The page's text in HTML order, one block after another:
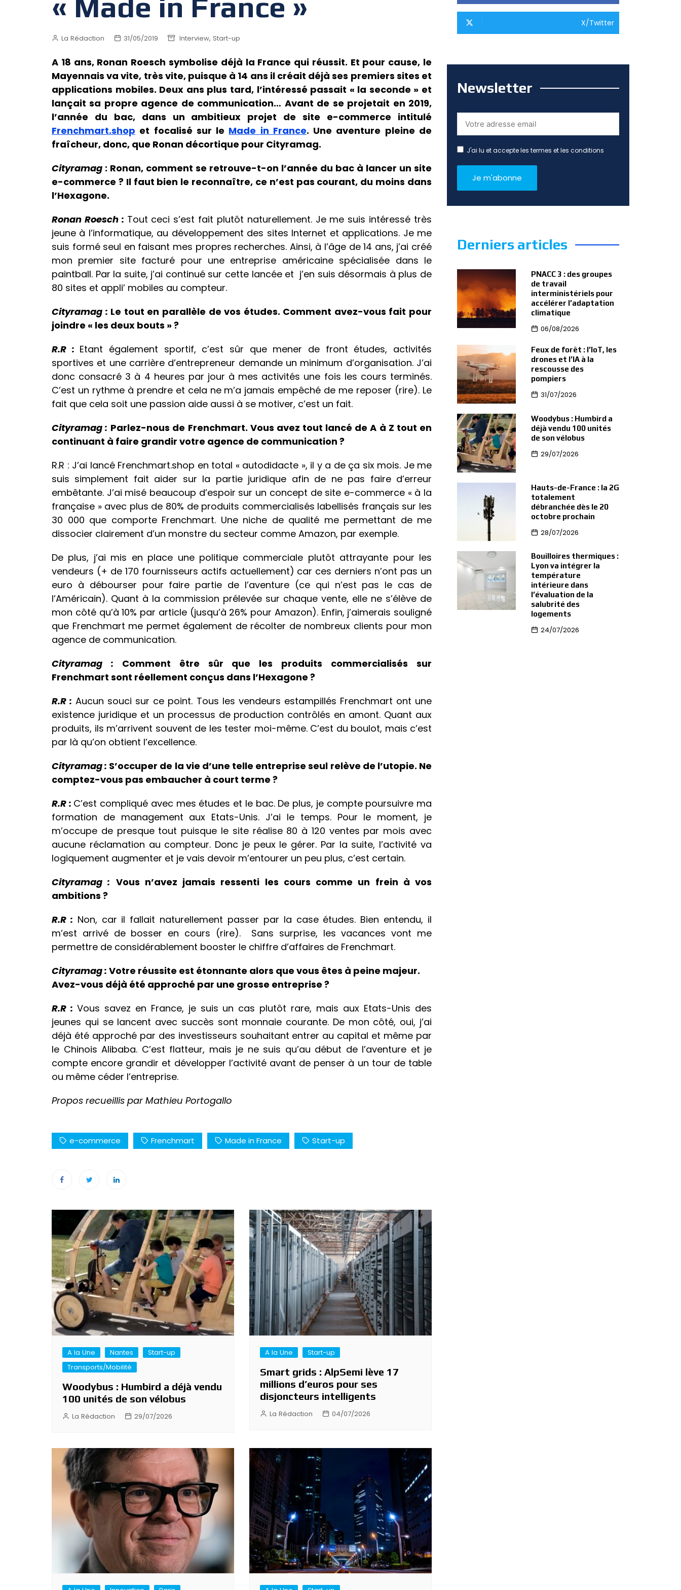
La Rédaction 31/05/2019 Interview, Start-up
A 18 ans, Ronan Roesch symbolise déjà la France qui réussit. Et pour cause, le
Mayennais va vite, très vite, puisque à 14 ans il créait déjà ses premiers sites et
applications mobiles. Deux ans plus tard, l’intéressé passait « la seconde » et
lançait sa propre agence de communication… Avant de se projetait en 2019,
l’année du bac, dans un ambitieux projet de site e-commerce intitulé
Frenchmart.shop et focalisé sur le Made in France. Une aventure pleine de
fraîcheur, donc, que Ronan décortique pour Cityramag.
Cityramag : Ronan, comment se retrouve-t-on l’année du bac à lancer un site
e-commerce ? Il faut bien le reconnaître, ce n’est pas courant, du moins dans
l’Hexagone.
Ronan Roesch : Tout ceci s’est fait plutôt naturellement. Je me suis intéressé très
jeune à l’informatique, au développement des sites Internet et applications. Je me
suis formé seul en faisant mes propres recherches. Ainsi, à l’âge de 14 ans, j’ai créé
mon premier site facturé pour une entreprise américaine spécialisée dans le
paintball. Par la suite, j’ai continué sur cette lancée et j’en suis désormais à plus de
80 sites et appli’ mobiles au compteur.
Cityramag : Le tout en parallèle de vos études. Comment avez-vous fait pour
joindre « les deux bouts » ?
R.R : Etant également sportif, c’est sûr que mener de front études, activités
sportives et une carrière d’entrepreneur demande un minimum d’organisation. J’ai
donc consacré 3 à 4 heures par jour à mes activités une fois les cours terminés.
C’est un rythme à prendre et cela ne m’a jamais empêché de me reposer (rire). Le
fait que cela soit une passion aide aussi à se motiver, c’est un fait.
Cityramag : Parlez-nous de Frenchmart. Vous avez tout lancé de A à Z tout en
continuant à faire grandir votre agence de communication ?
R.R : J’ai lancé Frenchmart.shop en total « autodidacte », il y a de ça six mois. Je me
suis simplement fait aider sur la partie juridique afin de ne pas faire d’erreur
embêtante. J’ai misé beaucoup d’espoir sur un concept de site e-commerce « à la
française » avec plus de 80% de produits commercialisés labellisés français sur les
30 000 que comporte Frenchmart. Une niche de qualité me permettant de me
dissocier clairement d’un monstre du secteur comme Amazon, par exemple.
De plus, j’ai mis en place une politique commerciale plutôt attrayante pour les
vendeurs (+ de 170 fournisseurs actifs actuellement) car ces derniers n’ont pas un
euro à débourser pour faire partie de l’aventure (ce qui n’est pas le cas de
l’Américain). Quant à la commission prélevée sur chaque vente, elle ne s’élève de
mon côté qu’à 10% par article (jusqu’à 26% pour Amazon). Enfin, j’aimerais souligné
que Frenchmart me permet également de récolter de nombreux clients pour mon
agence de communication.
Cityramag : Comment être sûr que les produits commercialisés sur
Frenchmart sont réellement conçus dans l’Hexagone ?
R.R : Aucun souci sur ce point. Tous les vendeurs estampillés Frenchmart ont une
existence juridique et un processus de production contrôlés en amont. Quant aux
produits, ils m’arrivent souvent de les tester moi-même. C’est du boulot, mais c’est
par là qu’on obtient l’excellence.
Cityramag : S’occuper de la vie d’une telle entreprise seul relève de l’utopie. Ne
comptez-vous pas embaucher à court terme ?
R.R : C’est compliqué avec mes études et le bac. De plus, je compte poursuivre ma
formation de management aux Etats-Unis. J’ai le temps. Pour le moment, je
m’occupe de presque tout puisque le site réalise 80 à 120 ventes par mois avec
aucune réclamation au compteur. Donc je peux le gérer. Par la suite, l’activité va
logiquement augmenter et je vais devoir m’entourer un peu plus, c’est certain.
Cityramag : Vous n’avez jamais ressenti les cours comme un frein à vos
ambitions ?
R.R : Non, car il fallait naturellement passer par la case études. Bien entendu, il
m’est arrivé de bosser en cours (rire). Sans surprise, les vacances vont me
permettre de considérablement booster le chiffre d’affaires de Frenchmart.
Cityramag : Votre réussite est étonnante alors que vous êtes à peine majeur.
Avez-vous déjà été approché par une grosse entreprise ?
R.R : Vous savez en France, je suis un cas plutôt rare, mais aux Etats-Unis des
jeunes qui se lancent avec succès sont monnaie courante. De mon côté, oui, j’ai
déjà été approché par des investisseurs souhaitant entrer au capital et même par
le Chinois Alibaba. C’est flatteur, mais je ne suis qu’au début de l’aventure et je
compte encore grandir et développer l’activité avant de penser à un tour de table
ou même céder l’entreprise.
Propos recueillis par Mathieu Portogallo
e-commerce Frenchmart Made in France Start-up
Navigation
de
l’article
A la Une Nantes
Start-up
Transports/Mobilité
Woodybus : Humbird a déjà vendu
100 unités de son vélobus
La Rédaction 29/07/2026
A la Une Start-up
Smart grids : AlpSemi lève 17
millions d’euros pour ses
disjoncteurs intelligents
La Rédaction 04/07/2026
X/Twitter
Newsletter
J'ai lu et accepte les termes et les conditions
Derniers articles
PNACC 3 : des groupes
de travail
interministériels pour
accélérer l’adaptation
climatique
06/08/2026
Feux de forêt : l’IoT, les
drones et l’IA à la
rescousse des
pompiers
31/07/2026
Woodybus : Humbird a
déjà vendu 100 unités
de son vélobus
29/07/2026
Hauts-de-France : la 2G
totalement
débranchée dès le 20
octobre prochain
28/07/2026
Bouilloires thermiques :
Lyon va intégrer la
température
intérieure dans
l’évaluation de la
salubrité des
logements
24/07/2026